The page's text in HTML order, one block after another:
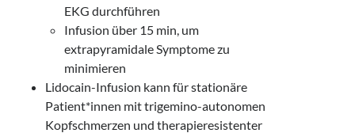
EKG durchführen
Infusion über 15 min, um
extrapyramidale Symptome zu
minimieren
Lidocain-Infusion kann für stationäre
Patient*innen mit trigemino-autonomen
Kopfschmerzen und therapieresistenter